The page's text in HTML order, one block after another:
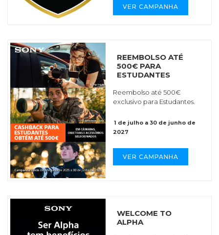
VER CAMPANHA
REEMBOLSO ATÉ
500€ PARA
ESTUDANTES
Reembolso até 500€
exclusivo para Estudantes.
1 de julho a 30 de junho de
2027
VER CAMPANHA
WELCOME TO
ALPHA